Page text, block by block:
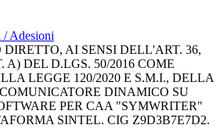
Adesioni
AI SENSI DELL'ART. 36,
A) DEL D.LGS. 50/2016 COME
LEGGE 120/2020 E S.M.I., DELLA
DINAMICO SU
PER CAA "SYMWRITER"
SINTEL. CIG Z9D3B7E7D2.